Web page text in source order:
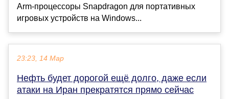
Arm-процессоры Snapdragon для портативных
игровых устройств на Windows...
23:23, 14 Мар
Нефть будет дорогой ещё долго, даже если
атаки на Иран прекратятся прямо сейчас